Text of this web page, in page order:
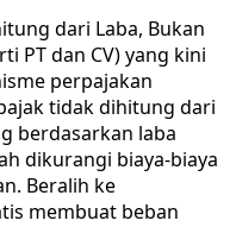
dari Laba, Bukan
PT dan CV) yang kini
perpajakan
tidak dihitung dari
berdasarkan laba
dikurangi biaya-biaya
Beralih ke
membuat beban